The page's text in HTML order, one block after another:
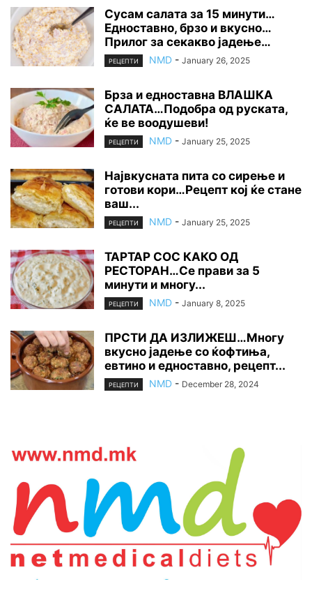
Сусам салата за 15 минути…
Едноставно, брзо и вкусно…
Прилог за секакво јадење…
РЕЦЕПТИ NMD - January 26, 2025
Брза и едноставна ВЛАШКА
САЛАТА…Подобра од руската,
ќе ве воодушеви!
РЕЦЕПТИ NMD - January 25, 2025
Највкусната пита со сирење и
готови кори…Рецепт кој ќе стане
ваш...
РЕЦЕПТИ NMD - January 25, 2025
ТАРТАР СОС КАКО ОД
РЕСТОРАН…Се прави за 5
минути и многу...
РЕЦЕПТИ NMD - January 8, 2025
ПРСТИ ДА ИЗЛИЖЕШ…Многу
вкусно јадење со ќофтиња,
евтино и едноставно, рецепт...
РЕЦЕПТИ NMD - December 28, 2024